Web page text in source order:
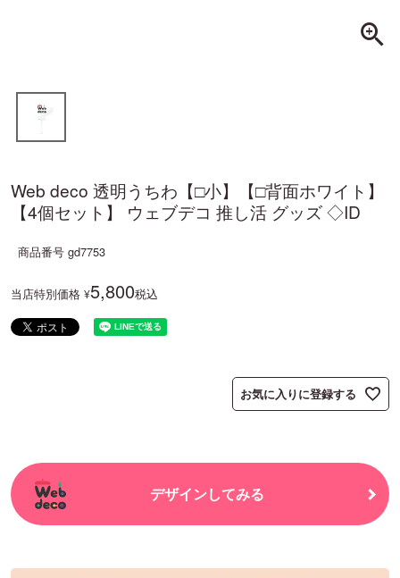
Web deco 透明うちわ【□小】【□背面ホワイト】
【4個セット】 ウェブデコ 推し活 グッズ ◇ID
商品番号 gd7753
当店特別価格 ¥5,800税込
お気に入りに登録する
デザインしてみる